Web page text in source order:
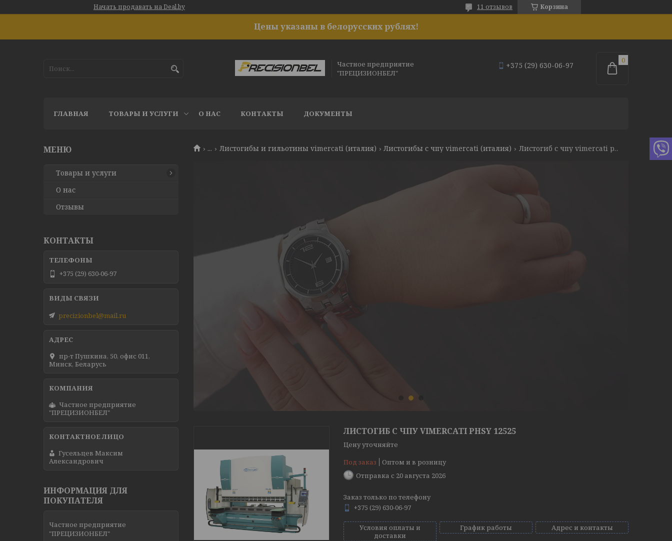
Начать продавать на Deal.by Корзина
11 отзывов
Цены указаны в белорусских рублях!
Частное предприятие
"ПРЕЦИЗИОНБЕЛ"
+375 (29) 630-06-97
ГЛАВНАЯ ТОВАРЫ И УСЛУГИ О НАС КОНТАКТЫ ДОКУМЕНТЫ
... Листогибы и гильотины vimercati (италия) Листогибы с чпу vimercati (италия) Листогиб с чпу vimercati phsy 12525
ЛИСТОГИБ С ЧПУ VIMERCATI PHSY 12525
Цену уточняйте
Под заказ
Оптом и в розницу
Отправка с 20 августа 2026
Заказ только по телефону
+375 (29) 630-06-97
Условия оплаты и
доставки
График работы Адрес и контакты
Товары и услуги
О нас
Отзывы
КОНТАКТЫ
+375 (29) 630-06-97
precizionbel@mail.ru
пр-т Пушкина, 50, офис 011,
Минск, Беларусь
Частное предприятие
"ПРЕЦИЗИОНБЕЛ"
Гусельцев Максим
Александрович
ИНФОРМАЦИЯ ДЛЯ
ПОКУПАТЕЛЯ
Частное предприятие
"ПРЕЦИЗИОНБЕЛ"